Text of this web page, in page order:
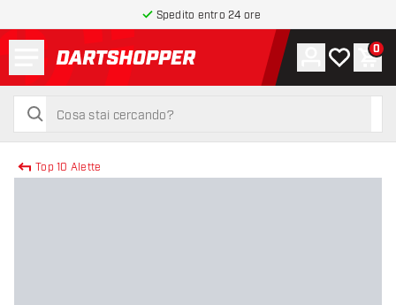
Spedito entro 24 ore
torna alla home page
cerca
cerca
Account
La mia0
Top 10 Alette